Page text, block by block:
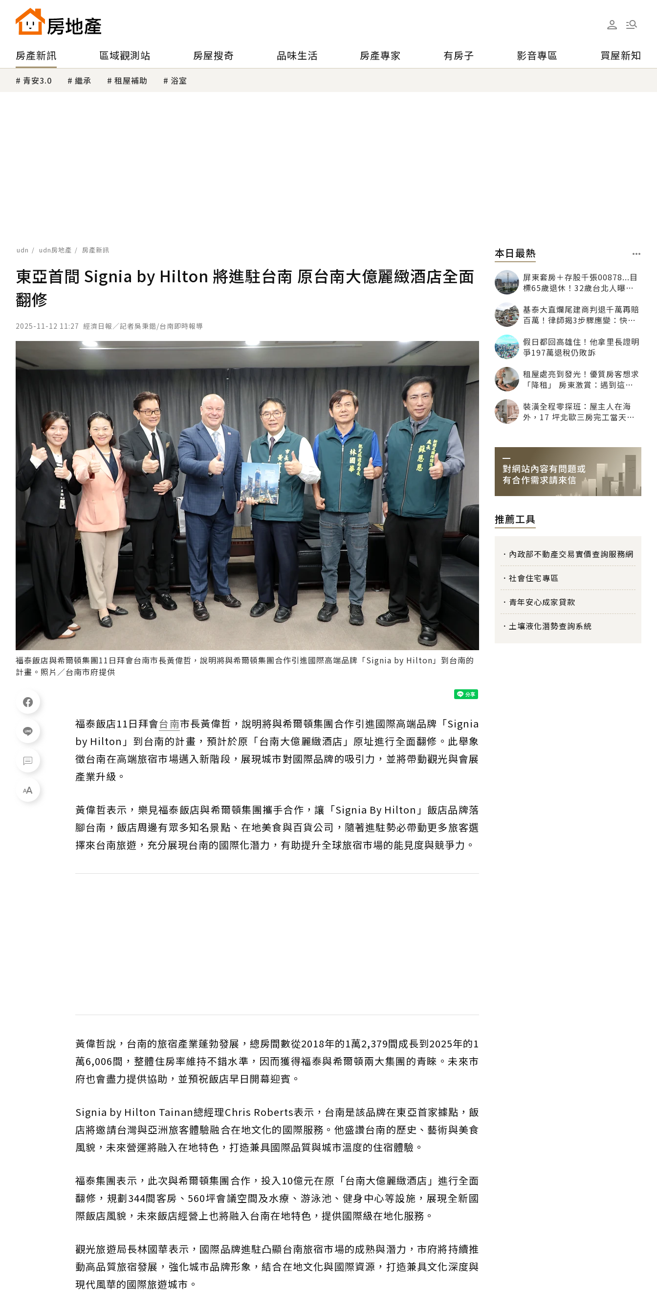
房產新訊 區域觀測站 房屋搜奇 品味生活 房產專家 有房子 影音專區 買屋新知
青安3.0 繼承 租屋補助 浴室
udn udn房地產 房產新訊
東亞首間 Signia by Hilton 將進駐台南 原台南大億麗緻酒店全面
翻修
2025-11-12 11:27 經濟日報／記者吳秉鍇/台南即時報導
福泰飯店與希爾頓集團11日拜會台南市長黃偉哲，說明將與希爾頓集團合作引進國際高端品牌「Signia by Hilton」到台南的
計畫。照片／台南市府提供
福泰飯店11日拜會台南市長黃偉哲，說明將與希爾頓集團合作引進國際高端品牌「Signia
by Hilton」到台南的計畫，預計於原「台南大億麗緻酒店」原址進行全面翻修。此舉象
徵台南在高端旅宿市場邁入新階段，展現城市對國際品牌的吸引力，並將帶動觀光與會展
產業升級。
黃偉哲表示，樂見福泰飯店與希爾頓集團攜手合作，讓「Signia By Hilton」飯店品牌落
腳台南，飯店周邊有眾多知名景點、在地美食與百貨公司，隨著進駐勢必帶動更多旅客選
擇來台南旅遊，充分展現台南的國際化潛力，有助提升全球旅宿市場的能見度與競爭力。
黃偉哲說，台南的旅宿產業蓬勃發展，總房間數從2018年的1萬2,379間成長到2025年的1
萬6,006間，整體住房率維持不錯水準，因而獲得福泰與希爾頓兩大集團的青睞。未來市
府也會盡力提供協助，並預祝飯店早日開幕迎賓。
Signia by Hilton Tainan總經理Chris Roberts表示，台南是該品牌在東亞首家據點，飯
店將邀請台灣與亞洲旅客體驗融合在地文化的國際服務。他盛讚台南的歷史、藝術與美食
風貌，未來營運將融入在地特色，打造兼具國際品質與城市溫度的住宿體驗。
福泰集團表示，此次與希爾頓集團合作，投入10億元在原「台南大億麗緻酒店」進行全面
翻修，規劃344間客房、560坪會議空間及水療、游泳池、健身中心等設施，展現全新國
際飯店風貌，未來飯店經營上也將融入台南在地特色，提供國際級在地化服務。
觀光旅遊局長林國華表示，國際品牌進駐凸顯台南旅宿市場的成熟與潛力，市府將持續推
動高品質旅宿發展，強化城市品牌形象，結合在地文化與國際資源，打造兼具文化深度與
現代風華的國際旅遊城市。
本日最熱
屏東套房＋存股千張00878...目
標65歲退休！32歲台北人曝：
基泰大直爛尾建商判退千萬再賠
百萬！律師揭3步驟應變：快通
假日都回高雄住！他拿里長證明
爭197萬退稅仍敗訴
租屋處亮到發光！優質房客想求
「降租」 房東激賞：遇到這種
裝潢全程零探班：屋主人在海
外，17 坪北歐三房完工當天才
推薦工具
內政部不動產交易實價查詢服務網
社會住宅專區
青年安心成家貸款
土壤液化潛勢查詢系統